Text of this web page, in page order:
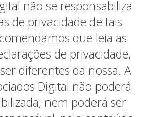
não se responsabiliza
de privacidade de tais
que leia as
de privacidade,
diferentes da nossa. A
Digital não poderá
nem poderá ser